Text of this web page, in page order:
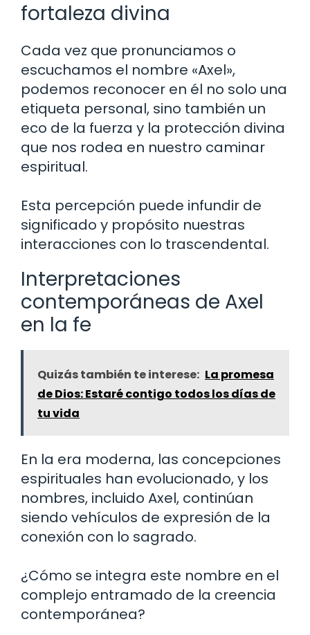
fortaleza divina
Cada vez que pronunciamos o
escuchamos el nombre «Axel»,
podemos reconocer en él no solo una
etiqueta personal, sino también un
eco de la fuerza y la protección divina
que nos rodea en nuestro caminar
espiritual.
Esta percepción puede infundir de
significado y propósito nuestras
interacciones con lo trascendental.
Interpretaciones
contemporáneas de Axel
en la fe
Quizás también te interese: La promesa
de Dios: Estaré contigo todos los días de
tu vida
En la era moderna, las concepciones
espirituales han evolucionado, y los
nombres, incluido Axel, continúan
siendo vehículos de expresión de la
conexión con lo sagrado.
¿Cómo se integra este nombre en el
complejo entramado de la creencia
contemporánea?